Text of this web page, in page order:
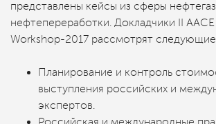
представлены кейсы из сферы
нефтепереработки. Докладчики II
Workshop-2017 рассмотрят
Планирование и контроль
выступления российских и
экспертов.